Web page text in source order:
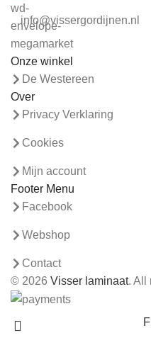
info@vissergordijnen.nl
Onze winkel
De Westereen
Over
Privacy Verklaring
Cookies
Mijn account
Footer Menu
Facebook
Webshop
Contact
© 2026 Visser laminaat. All